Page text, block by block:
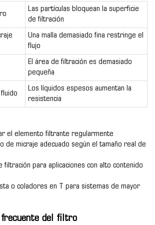
Las partículas bloquean la superficie
de filtración
Una malla demasiado fina restringe el
flujo
El área de filtración es demasiado
pequeña
Los líquidos espesos aumentan la
resistencia
el elemento filtrante regularmente
de micraje adecuado según el tamaño real de
filtración para aplicaciones con alto contenido
o coladores en T para sistemas de mayor
del filtro